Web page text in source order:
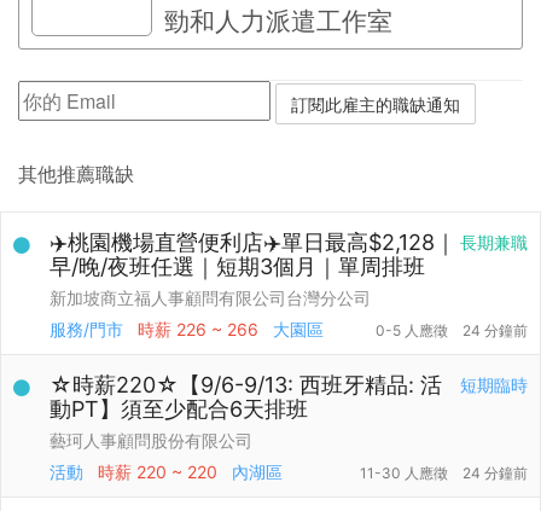
勁和人力派遣工作室
其他推薦職缺
長期兼職
✈️桃園機場直營便利店✈️單日最高$2,128｜
早/晚/夜班任選｜短期3個月｜單周排班
新加坡商立福人事顧問有限公司台灣分公司
服務/門市
時薪 226 ~ 266 大園區 0-5 人應徵 24 分鐘前
短期臨時
☆時薪220☆【9/6-9/13: 西班牙精品: 活
動PT】須至少配合6天排班
藝珂人事顧問股份有限公司
活動
時薪 220 ~ 220 內湖區 11-30 人應徵 24 分鐘前